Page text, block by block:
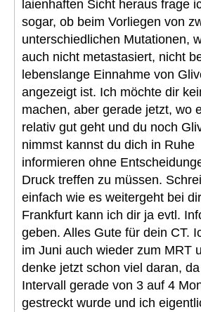
laienhaften Sicht heraus frage
sogar, ob beim Vorliegen von
unterschiedlichen Mutationen,
auch nicht metastasiert, nicht
lebenslange Einnahme von
angezeigt ist. Ich möchte dir
machen, aber gerade jetzt, wo
relativ gut geht und du noch
nimmst kannst du dich in Ruhe
informieren ohne
Druck treffen zu müssen.
einfach wie es weitergeht bei
Frankfurt kann ich dir ja evtl.
geben. Alles Gute für dein CT.
im Juni auch wieder zum MRT
denke jetzt schon viel daran,
Intervall gerade von 3 auf 4
gestreckt wurde und ich